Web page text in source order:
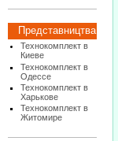
Представництва
Технокомплект в
Киеве
Технокомплект в
Одессе
Технокомплект в
Харькове
Технокомплект в
Житомире